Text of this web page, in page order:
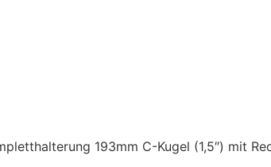
193mm C-Kugel (1,5″) mit